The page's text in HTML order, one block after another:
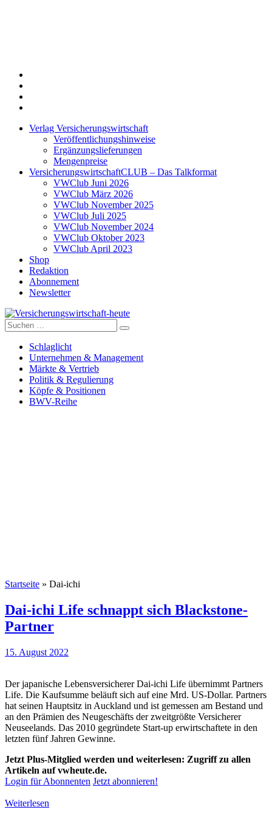
Verlag Versicherungswirtschaft
Veröffentlichungshinweise
Ergänzungslieferungen
Mengenpreise
VersicherungswirtschaftCLUB – Das Talkformat
VWClub Juni 2026
VWClub März 2026
VWClub November 2025
VWClub Juli 2025
VWClub November 2024
VWClub Oktober 2023
VWClub April 2023
Shop
Redaktion
Abonnement
Newsletter
Versicherungswirtschaft-heute
Suche
nach:
Schlaglicht
Unternehmen & Management
Märkte & Vertrieb
Politik & Regulierung
Köpfe & Positionen
BWV-Reihe
Startseite » Dai-ichi
Dai-ichi Life schnappt sich Blackstone-
Partner
15. August 2022
Der japanische Lebensversicherer Dai-ichi Life übernimmt Partners
Life. Die Kaufsumme beläuft sich auf eine Mrd. US-Dollar. Partners
hat seinen Hauptsitz in Auckland und ist gemessen am Bestand und
an den Prämien des Neugeschäfts der zweitgrößte Versicherer
Neuseelands. Das 2010 gegründete Start-up erwirtschaftete in den
letzten fünf Jahren Gewinne.
Jetzt Plus-Mitglied werden und weiterlesen: Zugriff zu allen
Artikeln auf vwheute.de.
Login für Abonnenten Jetzt abonnieren!
Weiterlesen